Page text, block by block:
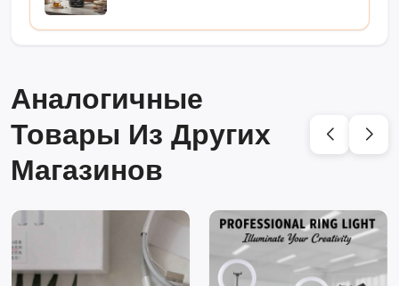
Аналогичные
Товары Из Других
Магазинов